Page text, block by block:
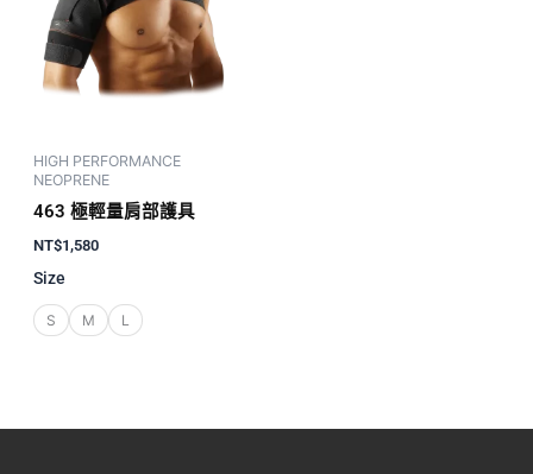
HIGH PERFORMANCE
NEOPRENE
463 極輕量肩部護具
NT$1,580
Size
S M L